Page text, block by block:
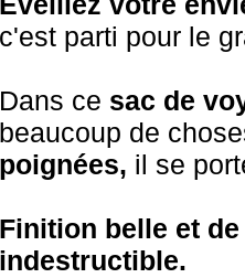
c'est parti pour le
Dans ce sac de
beaucoup de
poignées, il se
Finition belle et
indestructible.